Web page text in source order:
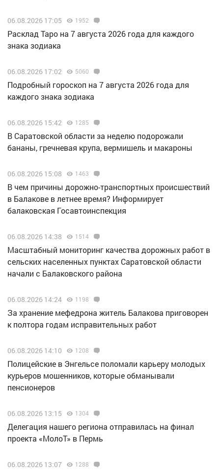
06.08.2026 17:05 1952
Расклад Таро на 7 августа 2026 года для каждого
знака зодиака
06.08.2026 17:02 5060
Подробный гороскоп на 7 августа 2026 года для
каждого знака зодиака
06.08.2026 15:42 1285
В Саратовской области за неделю подорожали
бананы, гречневая крупа, вермишель и макароны
06.08.2026 15:08 1463
В чем причины дорожно-транспортных происшествий
в Балакове в летнее время? Информирует
балаковская Госавтоинспекция
06.08.2026 14:38 1514
Масштабный мониторинг качества дорожных работ в
сельских населенных пунктах Саратовской области
начали с Балаковского района
06.08.2026 14:24 1198
За хранение мефедрона житель Балакова приговорен
к полтора годам исправительных работ
06.08.2026 14:10 1208
Полицейские в Энгельсе поломали карьеру молодых
курьеров мошенников, которые обманывали
пенсионеров
06.08.2026 13:15 1304
Делегация нашего региона отправилась на финал
проекта «МолоТ» в Пермь
06.08.2026 13:07 1288